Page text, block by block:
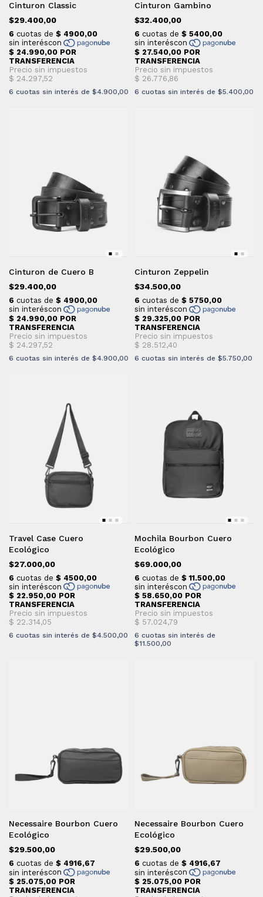
Cinturon Classic
$29.400,00
6 cuotas sin interés de $4.900,00
Cinturon Gambino
$32.400,00
6 cuotas sin interés de $5.400,00
Cinturon de Cuero B
$29.400,00
6 cuotas sin interés de $4.900,00
Cinturon Zeppelin
$34.500,00
6 cuotas sin interés de $5.750,00
Travel Case Cuero
Ecológico
$27.000,00
6 cuotas sin interés de $4.500,00
Mochila Bourbon Cuero
Ecológico
$69.000,00
6 cuotas sin interés de
$11.500,00
Necessaire Bourbon Cuero
Ecológico
$29.500,00
Necessaire Bourbon Cuero
Ecológico
$29.500,00